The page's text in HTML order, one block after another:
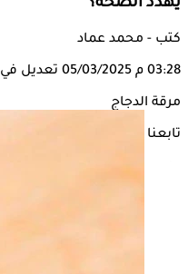
يهدد الصحة؟
كتب - محمد عماد
03:28 م 05/03/2025 تعديل في 06:46 م
مرقة الدجاج
تابعنا على